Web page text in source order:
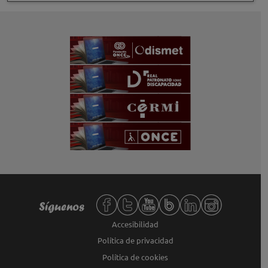
Redes sociales de Fundación ONCE,
Síguenos
Accesibilidad
Política de privacidad
Política de cookies